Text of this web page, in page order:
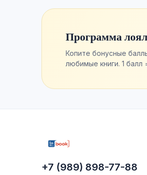
Программа
Копите бонусные
любимые книги. 1 балл
+7 (989) 898-77-88